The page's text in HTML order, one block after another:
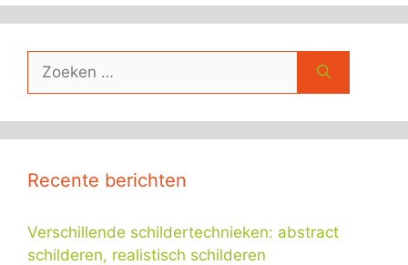
naar:
Recente berichten
Verschillende schildertechnieken: abstract
schilderen, realistisch schilderen